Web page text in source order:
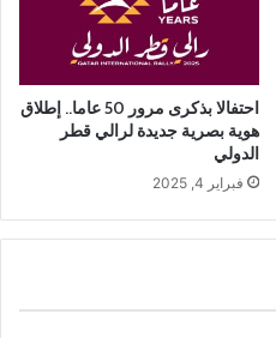
احتفالا بذكرى مرور 50 عاما.. إطلاق
هوية بصرية جديدة لرالي قطر
الدولي
فبراير 4, 2025